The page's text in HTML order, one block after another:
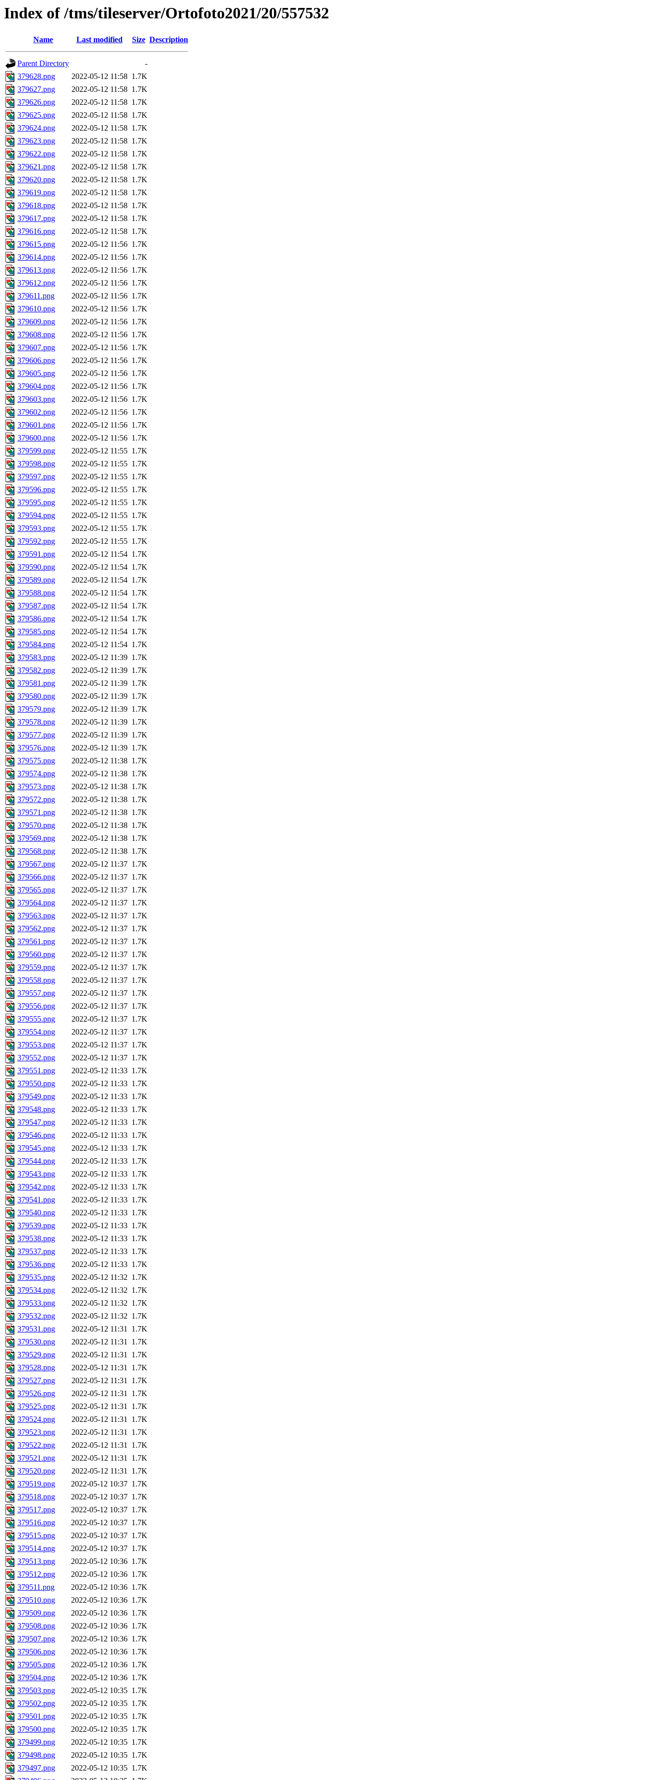
Index of /tms/tileserver/Ortofoto2021/20/557532
Name Last modified Size Description
Parent Directory
-
379628.png
2022-05-12 11:58 1.7K
379627.png
2022-05-12 11:58 1.7K
379626.png
2022-05-12 11:58 1.7K
379625.png
2022-05-12 11:58 1.7K
379624.png
2022-05-12 11:58 1.7K
379623.png
2022-05-12 11:58 1.7K
379622.png
2022-05-12 11:58 1.7K
379621.png
2022-05-12 11:58 1.7K
379620.png
2022-05-12 11:58 1.7K
379619.png
2022-05-12 11:58 1.7K
379618.png
2022-05-12 11:58 1.7K
379617.png
2022-05-12 11:58 1.7K
379616.png
2022-05-12 11:58 1.7K
379615.png
2022-05-12 11:56 1.7K
379614.png
2022-05-12 11:56 1.7K
379613.png
2022-05-12 11:56 1.7K
379612.png
2022-05-12 11:56 1.7K
379611.png
2022-05-12 11:56 1.7K
379610.png
2022-05-12 11:56 1.7K
379609.png
2022-05-12 11:56 1.7K
379608.png
2022-05-12 11:56 1.7K
379607.png
2022-05-12 11:56 1.7K
379606.png
2022-05-12 11:56 1.7K
379605.png
2022-05-12 11:56 1.7K
379604.png
2022-05-12 11:56 1.7K
379603.png
2022-05-12 11:56 1.7K
379602.png
2022-05-12 11:56 1.7K
379601.png
2022-05-12 11:56 1.7K
379600.png
2022-05-12 11:56 1.7K
379599.png
2022-05-12 11:55 1.7K
379598.png
2022-05-12 11:55 1.7K
379597.png
2022-05-12 11:55 1.7K
379596.png
2022-05-12 11:55 1.7K
379595.png
2022-05-12 11:55 1.7K
379594.png
2022-05-12 11:55 1.7K
379593.png
2022-05-12 11:55 1.7K
379592.png
2022-05-12 11:55 1.7K
379591.png
2022-05-12 11:54 1.7K
379590.png
2022-05-12 11:54 1.7K
379589.png
2022-05-12 11:54 1.7K
379588.png
2022-05-12 11:54 1.7K
379587.png
2022-05-12 11:54 1.7K
379586.png
2022-05-12 11:54 1.7K
379585.png
2022-05-12 11:54 1.7K
379584.png
2022-05-12 11:54 1.7K
379583.png
2022-05-12 11:39 1.7K
379582.png
2022-05-12 11:39 1.7K
379581.png
2022-05-12 11:39 1.7K
379580.png
2022-05-12 11:39 1.7K
379579.png
2022-05-12 11:39 1.7K
379578.png
2022-05-12 11:39 1.7K
379577.png
2022-05-12 11:39 1.7K
379576.png
2022-05-12 11:39 1.7K
379575.png
2022-05-12 11:38 1.7K
379574.png
2022-05-12 11:38 1.7K
379573.png
2022-05-12 11:38 1.7K
379572.png
2022-05-12 11:38 1.7K
379571.png
2022-05-12 11:38 1.7K
379570.png
2022-05-12 11:38 1.7K
379569.png
2022-05-12 11:38 1.7K
379568.png
2022-05-12 11:38 1.7K
379567.png
2022-05-12 11:37 1.7K
379566.png
2022-05-12 11:37 1.7K
379565.png
2022-05-12 11:37 1.7K
379564.png
2022-05-12 11:37 1.7K
379563.png
2022-05-12 11:37 1.7K
379562.png
2022-05-12 11:37 1.7K
379561.png
2022-05-12 11:37 1.7K
379560.png
2022-05-12 11:37 1.7K
379559.png
2022-05-12 11:37 1.7K
379558.png
2022-05-12 11:37 1.7K
379557.png
2022-05-12 11:37 1.7K
379556.png
2022-05-12 11:37 1.7K
379555.png
2022-05-12 11:37 1.7K
379554.png
2022-05-12 11:37 1.7K
379553.png
2022-05-12 11:37 1.7K
379552.png
2022-05-12 11:37 1.7K
379551.png
2022-05-12 11:33 1.7K
379550.png
2022-05-12 11:33 1.7K
379549.png
2022-05-12 11:33 1.7K
379548.png
2022-05-12 11:33 1.7K
379547.png
2022-05-12 11:33 1.7K
379546.png
2022-05-12 11:33 1.7K
379545.png
2022-05-12 11:33 1.7K
379544.png
2022-05-12 11:33 1.7K
379543.png
2022-05-12 11:33 1.7K
379542.png
2022-05-12 11:33 1.7K
379541.png
2022-05-12 11:33 1.7K
379540.png
2022-05-12 11:33 1.7K
379539.png
2022-05-12 11:33 1.7K
379538.png
2022-05-12 11:33 1.7K
379537.png
2022-05-12 11:33 1.7K
379536.png
2022-05-12 11:33 1.7K
379535.png
2022-05-12 11:32 1.7K
379534.png
2022-05-12 11:32 1.7K
379533.png
2022-05-12 11:32 1.7K
379532.png
2022-05-12 11:32 1.7K
379531.png
2022-05-12 11:31 1.7K
379530.png
2022-05-12 11:31 1.7K
379529.png
2022-05-12 11:31 1.7K
379528.png
2022-05-12 11:31 1.7K
379527.png
2022-05-12 11:31 1.7K
379526.png
2022-05-12 11:31 1.7K
379525.png
2022-05-12 11:31 1.7K
379524.png
2022-05-12 11:31 1.7K
379523.png
2022-05-12 11:31 1.7K
379522.png
2022-05-12 11:31 1.7K
379521.png
2022-05-12 11:31 1.7K
379520.png
2022-05-12 11:31 1.7K
379519.png
2022-05-12 10:37 1.7K
379518.png
2022-05-12 10:37 1.7K
379517.png
2022-05-12 10:37 1.7K
379516.png
2022-05-12 10:37 1.7K
379515.png
2022-05-12 10:37 1.7K
379514.png
2022-05-12 10:37 1.7K
379513.png
2022-05-12 10:36 1.7K
379512.png
2022-05-12 10:36 1.7K
379511.png
2022-05-12 10:36 1.7K
379510.png
2022-05-12 10:36 1.7K
379509.png
2022-05-12 10:36 1.7K
379508.png
2022-05-12 10:36 1.7K
379507.png
2022-05-12 10:36 1.7K
379506.png
2022-05-12 10:36 1.7K
379505.png
2022-05-12 10:36 1.7K
379504.png
2022-05-12 10:36 1.7K
379503.png
2022-05-12 10:35 1.7K
379502.png
2022-05-12 10:35 1.7K
379501.png
2022-05-12 10:35 1.7K
379500.png
2022-05-12 10:35 1.7K
379499.png
2022-05-12 10:35 1.7K
379498.png
2022-05-12 10:35 1.7K
379497.png
2022-05-12 10:35 1.7K